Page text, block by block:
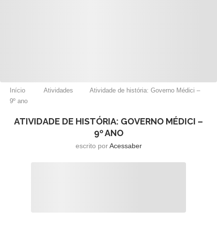
Início Atividades
Atividade de história: Governo Médici –
9º ano
ATIVIDADE DE HISTÓRIA: GOVERNO MÉDICI –
9º ANO
escrito porAcessaber